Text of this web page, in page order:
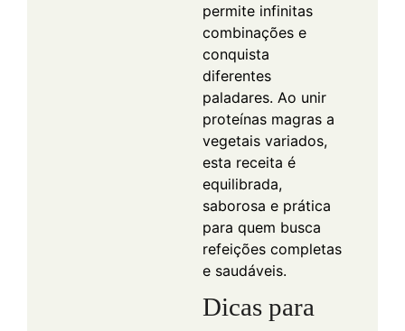
permite infinitas
combinações e
conquista
diferentes
paladares. Ao unir
proteínas magras a
vegetais variados,
esta receita é
equilibrada,
saborosa e prática
para quem busca
refeições completas
e saudáveis.
Dicas para